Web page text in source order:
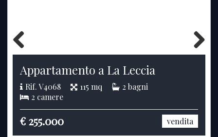
Previous Next
Appartamento a La Leccia
Rif. V4068 115 mq
2 bagni
2 camere
€ 255.000 vendita